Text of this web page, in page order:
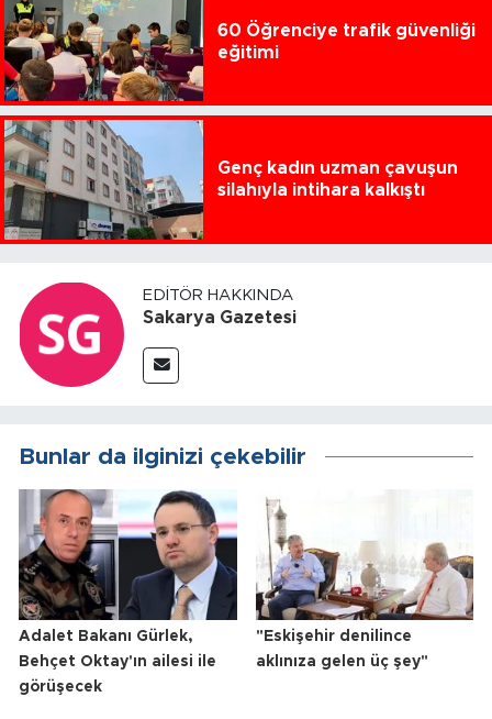
60 Öğrenciye trafik güvenliği
eğitimi
Genç kadın uzman çavuşun
silahıyla intihara kalkıştı
EDITÖR HAKKINDA
Sakarya Gazetesi
Bunlar da ilginizi çekebilir
Adalet Bakanı Gürlek,
Behçet Oktay'ın ailesi ile
görüşecek
"Eskişehir denilince
aklınıza gelen üç şey"